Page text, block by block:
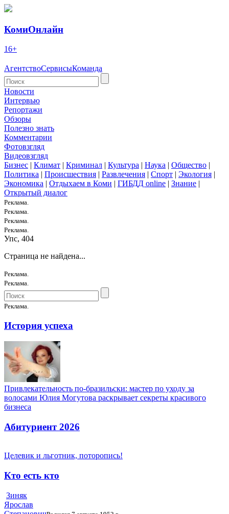
КомиОнлайн
16+
АгентствоСервисыКоманда
Новости
Интервью
Репортажи
Обзоры
Полезно знать
Комментарии
Фотовзгляд
Видеовзгляд
Бизнес | Климат | Криминал | Культура | Наука | Общество |
Политика | Происшествия | Развлечения | Спорт | Экология |
Экономика | Отдыхаем в Коми | ГИБДД online | Знание |
Открытый диалог
Реклама.
Реклама.
Реклама.
Реклама.
Упс, 404
Страница не найдена...
Реклама.
Реклама.
Реклама.
История успеха
Привлекательность по-бразильски: мастер по уходу за
волосами Юлия Могутова раскрывает секреты красивого
бизнеса
Абитуриент 2026
Целевик и льготник, поторопись!
Кто есть кто
Зиняк
Ярослав